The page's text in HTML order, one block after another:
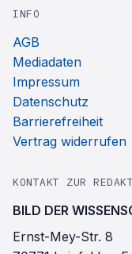
INFO
AGB
Mediadaten
Impressum
Datenschutz
Barrierefreiheit
Vertrag widerrufen
KONTAKT ZUR
BILD DER
Ernst-Mey-Str. 8